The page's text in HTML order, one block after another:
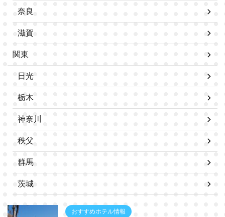
奈良
滋賀
関東
日光
栃木
神奈川
秩父
群馬
茨城
おすすめホテル情報